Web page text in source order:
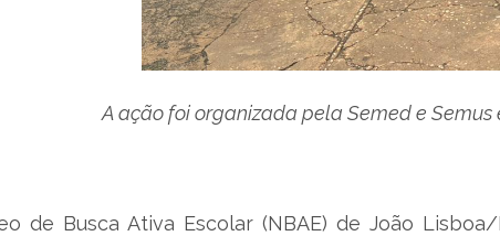
A ação foi organizada pela Semed e
de Busca Ativa Escolar (NBAE) de João